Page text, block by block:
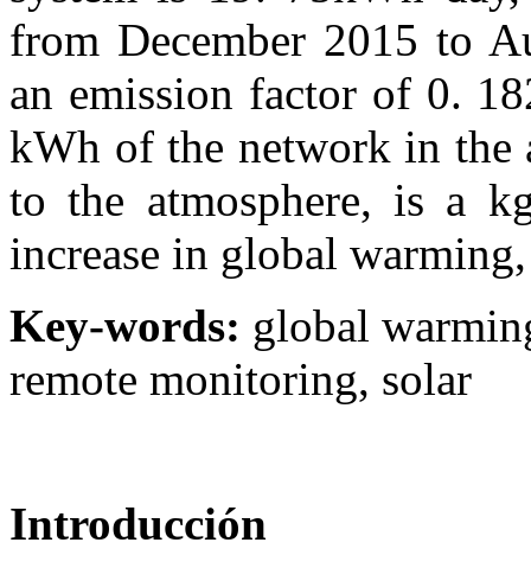
from December 2015 to
an emission factor of 0.
kWh of the network in the
to the atmosphere, is a
increase in global
Key-words: global
remote monitoring, solar
Introducción